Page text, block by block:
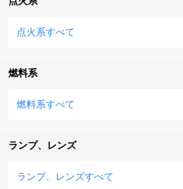
点火系すべて
燃料系
燃料系すべて
ランプ、レンズ
ランプ、レンズすべて